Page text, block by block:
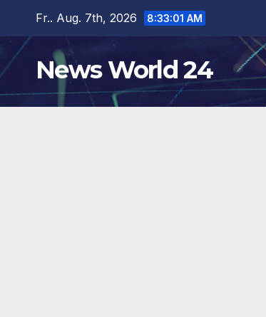
springen
Fr.. Aug. 7th, 2026 8:33:02 AM
News World 24